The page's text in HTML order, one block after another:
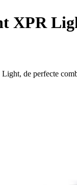
XPR
de perfecte